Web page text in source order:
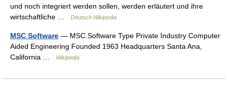
und noch integriert werden sollen, werden erläutert und ihre
wirtschaftliche …
Deutsch Wikipedia
MSC Software — MSC.Software Type Private Industry Computer
Aided Engineering Founded 1963 Headquarters Santa Ana,
California …
Wikipedia